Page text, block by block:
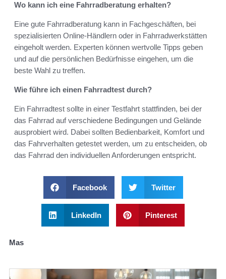
Wo kann ich eine Fahrradberatung erhalten?
Eine gute Fahrradberatung kann in Fachgeschäften, bei
spezialisierten Online-Händlern oder in Fahrradwerkstätten
eingeholt werden. Experten können wertvolle Tipps geben
und auf die persönlichen Bedürfnisse eingehen, um die
beste Wahl zu treffen.
Wie führe ich einen Fahrradtest durch?
Ein Fahrradtest sollte in einer Testfahrt stattfinden, bei der
das Fahrrad auf verschiedene Bedingungen und Gelände
ausprobiert wird. Dabei sollten Bedienbarkeit, Komfort und
das Fahrverhalten getestet werden, um zu entscheiden, ob
das Fahrrad den individuellen Anforderungen entspricht.
Facebook Twitter
LinkedIn Pinterest
Mas